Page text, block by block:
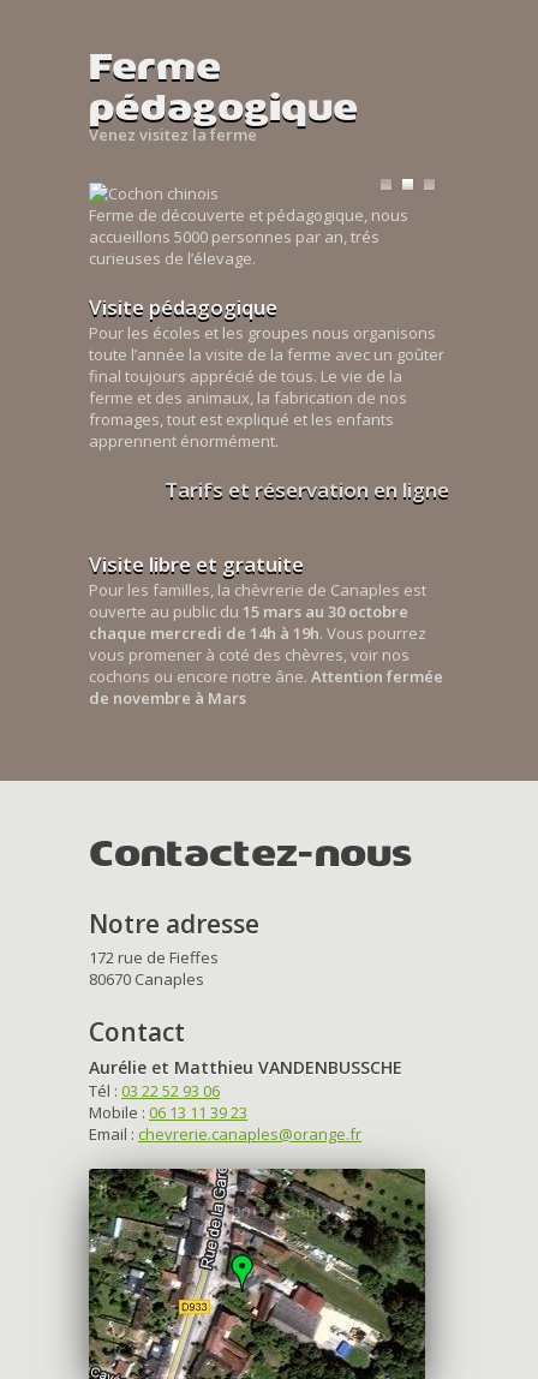
Ferme
pédagogique
Venez visitez la ferme
Ferme de découverte et pédagogique, nous
accueillons 5000 personnes par an, trés
curieuses de l’élevage.
Visite pédagogique
Pour les écoles et les groupes nous organisons
toute l’année la visite de la ferme avec un goûter
final toujours apprécié de tous. Le vie de la
ferme et des animaux, la fabrication de nos
fromages, tout est expliqué et les enfants
apprennent énormément.
Tarifs et réservation en ligne
Visite libre et gratuite
Pour les familles, la chèvrerie de Canaples est
ouverte au public du 15 mars au 30 octobre
chaque mercredi de 14h à 19h. Vous pourrez
vous promener à coté des chèvres, voir nos
cochons ou encore notre âne. Attention fermée
de novembre à Mars
Contactez-nous
Notre adresse
172 rue de Fieffes
80670 Canaples
Contact
Aurélie et Matthieu VANDENBUSSCHE
Tél : 03 22 52 93 06
Mobile : 06 13 11 39 23
Email : chevrerie.canaples@orange.fr